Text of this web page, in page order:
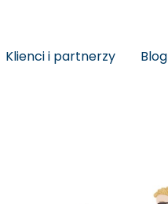
Klienci i partnerzy Blog